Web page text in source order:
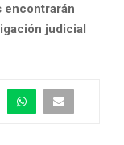
encontrarán
judicial